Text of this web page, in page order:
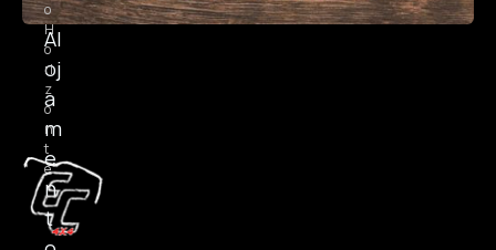
Al
oj
a
m
e
n
t
o
H
o
ri
z
o
n
t
e